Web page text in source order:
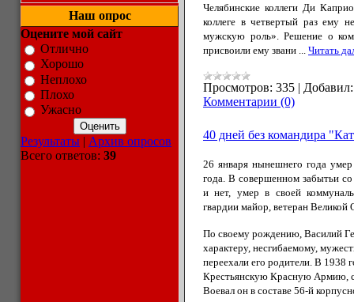
Наш опрос
Оцените мой сайт
Отлично
Хорошо
Неплохо
Плохо
Ужасно
Результаты | Архив опросов
Всего ответов: 39
Челябинские коллеги Ди
коллеге в четвертый раз ему
мужскую роль». Решение о
присвоили ему звани ... Читать
Просмотров: 335 | Добавил:
Комментарии (0)
40 дней без командира
26 января нынешнего года
года. В совершенном забытьи
и нет, умер в своей
гвардии майор, ветеран Великой
По своему рождению, Василий
характеру, несгибаемому,
переехали его родители. В 1938
Крестьянскую Красную Армию, с
Воевал он в составе 56-й